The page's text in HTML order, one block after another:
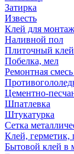
Затирка
Известь
Клей для
Наливной пол
Плиточный клей
Побелка, мел
Ремонтная
Цементно-
Шпатлевка
Штукатурка
Сетка
Клей, герметик,
Бытовой клей в